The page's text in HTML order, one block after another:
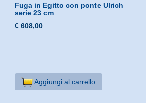
Fuga in Egitto con ponte Ulrich
serie 23 cm
€ 608,00
Aggiungi al carrello